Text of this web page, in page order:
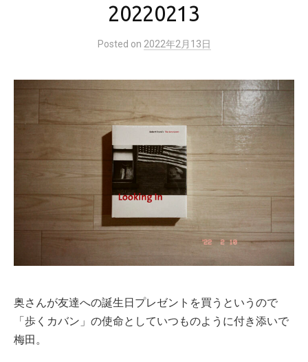
20220213
Posted on 2022年2月13日
奥さんが友達への誕生日プレゼントを買うというので
「歩くカバン」の使命としていつものように付き添いで
梅田。